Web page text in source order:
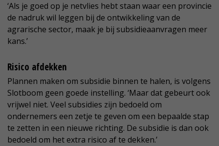
‘Als je goed op je netvlies hebt staan waar een provincie
de nadruk wil leggen bij de ontwikkeling van de
agrarische sector, maak je bij subsidieaanvragen meer
kans.’
Risico afdekken
Plannen maken om subsidie binnen te halen, is volgens
Slotboom geen goede instelling. ‘Maar dat gebeurt ook
vrijwel niet. Veel subsidies zijn bedoeld om
ondernemers een zetje te geven om een bepaalde stap
te zetten in een nieuwe richting. De subsidie is dan ook
bedoeld om het extra risico af te dekken.’